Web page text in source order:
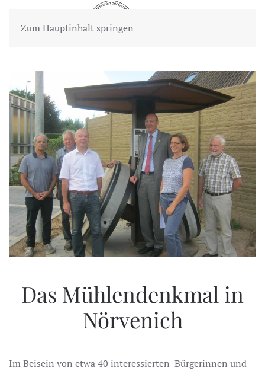
Zum Hauptinhalt springen
Das Mühlendenkmal in
Nörvenich
Im Beisein von etwa 40 interessierten Bürgerinnen und